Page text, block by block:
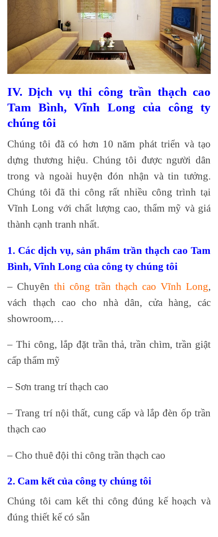
IV. Dịch vụ thi công trần thạch cao
Tam Bình, Vĩnh Long của công ty
chúng tôi
Chúng tôi đã có hơn 10 năm phát triển và tạo
dựng thương hiệu. Chúng tôi được người dân
trong và ngoài huyện đón nhận và tin tưởng.
Chúng tôi đã thi công rất nhiều công trình tại
Vĩnh Long với chất lượng cao, thẩm mỹ và giá
thành cạnh tranh nhất.
1. Các dịch vụ, sản phẩm trần thạch cao Tam
Bình, Vĩnh Long của công ty chúng tôi
– Chuyênthi công trần thạch cao Vĩnh Long
vách thạch cao cho nhà dân, cửa hàng, các
showroom,…
– Thi công, lắp đặt trần thả, trần chìm, trần giật
cấp thẩm mỹ
– Sơn trang trí thạch cao
– Trang trí nội thất, cung cấp và lắp đèn ốp trần
thạch cao
– Cho thuê đội thi công trần thạch cao
2. Cam kết của công ty chúng tôi
Chúng tôi cam kết thi công đúng kế hoạch và
đúng thiết kế có sẵn